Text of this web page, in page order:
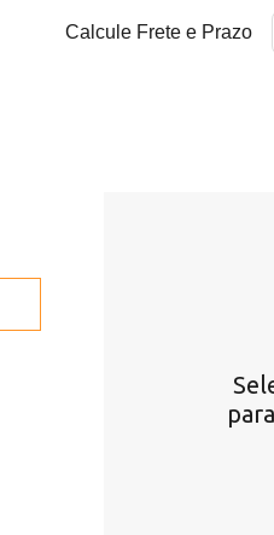
Calcule Frete e Prazo